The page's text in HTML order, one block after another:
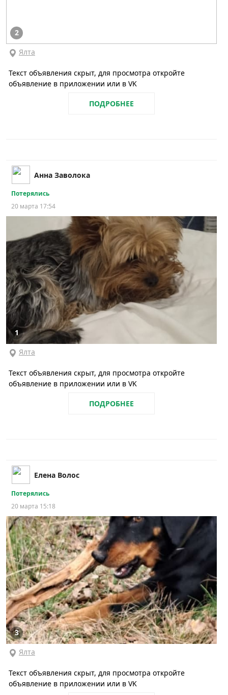
2
Ялта
Текст объявления скрыт, для просмотра откройте
объявление в приложении или в VK
ПОДРОБНЕЕ
Анна Заволока
Потерялись
20 марта 17:54
1
Ялта
Текст объявления скрыт, для просмотра откройте
объявление в приложении или в VK
ПОДРОБНЕЕ
Елена Волос
Потерялись
20 марта 15:18
3
Ялта
Текст объявления скрыт, для просмотра откройте
объявление в приложении или в VK